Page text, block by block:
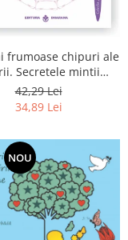
frumoase chipuri ale
Secretele mintii
in opera marelui
initiat, Rumi
42,29 Lei
34,89 Lei
NOU